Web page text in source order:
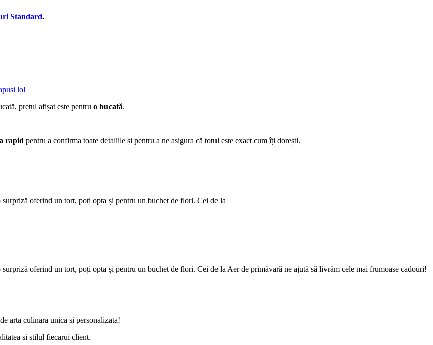
Standard.
lol
prețul afișat este pentru o bucată.
rapid pentru a confirma toate detaliile și pentru a ne asigura că totul este exact cum îți dorești.
oferind un tort, poți opta și pentru un buchet de flori. Cei de la
oferind un tort, poți opta și pentru un buchet de flori. Cei de la Aer de primăvară ne ajută să livrăm cele mai frumoase cadouri!
arta culinara unica si personalizata!
si stilul fiecarui client.